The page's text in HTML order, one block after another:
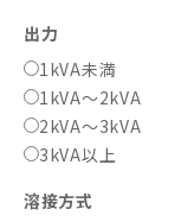
出力
1kVA未満
1kVA～2kVA
2kVA～3kVA
3kVA以上
溶接方式